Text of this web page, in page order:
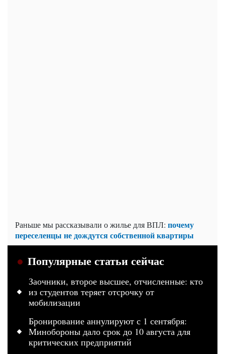
Раньше мы рассказывали о жилье для ВПЛ: почему
переселенцы не дождутся собственной квартиры
Популярные статьи сейчас
Заочники, второе высшее, отчисленные: кто
из студентов теряет отсрочку от
мобилизации
Бронирование аннулируют с 1 сентября:
Минобороны дало срок до 10 августа для
критических предприятий